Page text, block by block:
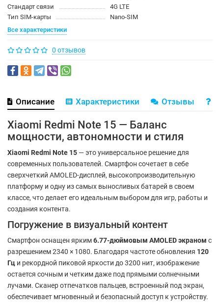
Стандарт связи
4G LTE
Тип SIM-карты
Nano-SIM
Все характеристики
0 отзывов
Описание Характеристики Отзывы
Xiaomi Redmi Note 15 — Баланс
мощности, автономности и стиля
Xiaomi Redmi Note 15 — это универсальное решение для
современных пользователей. Смартфон сочетает в себе
сверхчеткий AMOLED-дисплей, высокопроизводительную
платформу и одну из самых выносливых батарей в своем
классе, что делает его идеальным выбором для игр, работы и
создания контента.
Погружение в визуальный контент
Смартфон оснащен ярким6.77-дюймовым AMOLED экраном с
разрешением 2340 × 1080. Благодаря частоте обновления 120
Гц и рекордной пиковой яркости до 3200 нит, изображение
остается сочным и четким даже под прямыми солнечными
лучами. Сканер отпечатков пальцев, встроенный под экран,
обеспечивает мгновенный и безопасный доступ к устройству.